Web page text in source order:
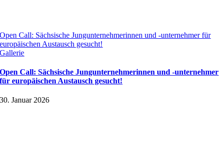
Open Call: Sächsische Jungunternehmerinnen und -unternehmer für
europäischen Austausch gesucht!
Gallerie
Open Call: Sächsische Jungunternehmerinnen und -unternehmer
für europäischen Austausch gesucht!
30. Januar 2026